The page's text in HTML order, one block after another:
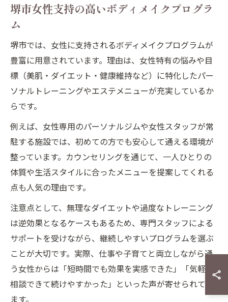
堺市女性支持の高いボディメイクプログラ
ム
堺市では、女性に支持されるボディメイクプログラムが
豊富に用意されています。理由は、女性特有の悩みや目
標（美肌・ダイエット・健康維持など）に特化したパー
ソナルトレーニングやエステメニューが充実しているか
らです。
例えば、女性専用のパーソナルジムや女性スタッフが常
駐する施設では、初めての方でも安心して通える環境が
整っています。カウンセリングを通じて、一人ひとりの
体質や生活スタイルに合ったメニューを提案してくれる
点も人気の理由です。
注意点として、無理なダイエットや過度なトレーニング
は逆効果となるケースもあるため、専門スタッフによる
サポートを受けながら、継続しやすいプログラムを選ぶ
ことが大切です。実際、仕事や子育てと両立しながら通
う女性からは「短時間でも効果を実感できた」「気軽に
相談できて続けやすかった」といった声が寄せられてい
ます。